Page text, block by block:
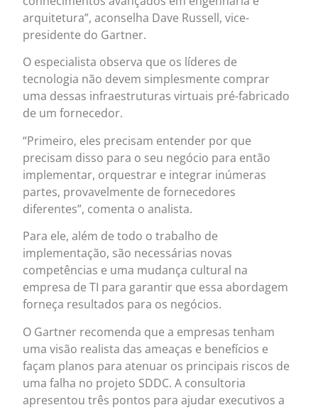
arquitetura”, aconselha Dave Russell, vice-
presidente do Gartner.
O especialista observa que os líderes de
tecnologia não devem simplesmente comprar
uma dessas infraestruturas virtuais pré-fabricado
de um fornecedor.
“Primeiro, eles precisam entender por que
precisam disso para o seu negócio para então
implementar, orquestrar e integrar inúmeras
partes, provavelmente de fornecedores
diferentes”, comenta o analista.
Para ele, além de todo o trabalho de
implementação, são necessárias novas
competências e uma mudança cultural na
empresa de TI para garantir que essa abordagem
forneça resultados para os negócios.
O Gartner recomenda que a empresas tenham
uma visão realista das ameaças e benefícios e
façam planos para atenuar os principais riscos de
uma falha no projeto SDDC. A consultoria
apresentou três pontos para ajudar executivos a